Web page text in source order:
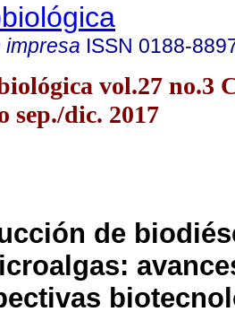
impresa ISSN 0188-
vol.27 no.3
sep./dic. 2017
de